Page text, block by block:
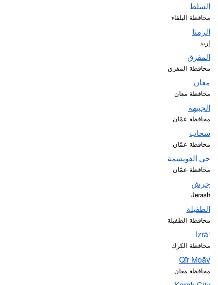
السلط
محافظة البلقاء
الرمثا
إربد
المفرق
محافظة المفرق
معان
محافظة معان
الجبيهة
محافظة عمّان
سحاب
محافظة عمّان
حي القويسمة
محافظة عمّان
جرش
Jerash
الطفيلة
محافظة الطفيلة
‘Izrā
محافظة الكرك
Qīr Moāv
محافظة معان